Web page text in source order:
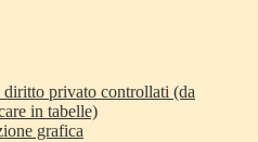
privato controllati (da
in tabelle)
grafica